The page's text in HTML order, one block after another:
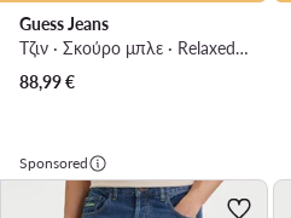
Guess Jeans
Τζιν · Σκούρο μπλε · Relaxed Fit
88,99€
Sponsored